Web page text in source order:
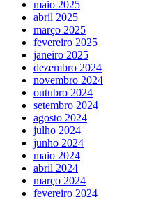
maio 2025
abril 2025
março 2025
fevereiro 2025
janeiro 2025
dezembro 2024
novembro 2024
outubro 2024
setembro 2024
agosto 2024
julho 2024
junho 2024
maio 2024
abril 2024
março 2024
fevereiro 2024